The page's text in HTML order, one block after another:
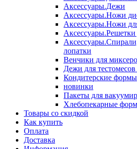
Аксессуары.Дежи
Аксессуары.Ножи
Аксессуары.Ножи
Аксессуары.Решетки
лопатки
Венчики для
Дежи для
Кондитерские формы
новинки
Пакеты для
Хлебопекарные
Товары со скидкой
Как купить
Оплата
Доставка